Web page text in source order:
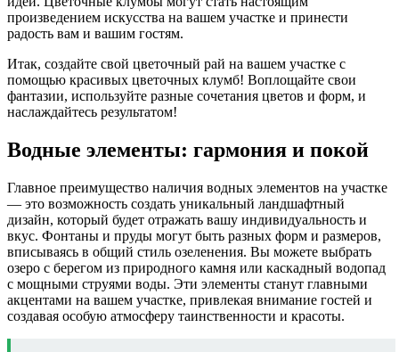
произведением искусства на вашем участке и принести
радость вам и вашим гостям.
Итак, создайте свой цветочный рай на вашем участке с
помощью красивых цветочных клумб! Воплощайте свои
фантазии, используйте разные сочетания цветов и форм, и
наслаждайтесь результатом!
Водные элементы: гармония и покой
Главное преимущество наличия водных элементов на участке
— это возможность создать уникальный ландшафтный
дизайн, который будет отражать вашу индивидуальность и
вкус. Фонтаны и пруды могут быть разных форм и размеров,
вписываясь в общий стиль озеленения. Вы можете выбрать
озеро с берегом из природного камня или каскадный водопад
с мощными струями воды. Эти элементы станут главными
акцентами на вашем участке, привлекая внимание гостей и
создавая особую атмосферу таинственности и красоты.